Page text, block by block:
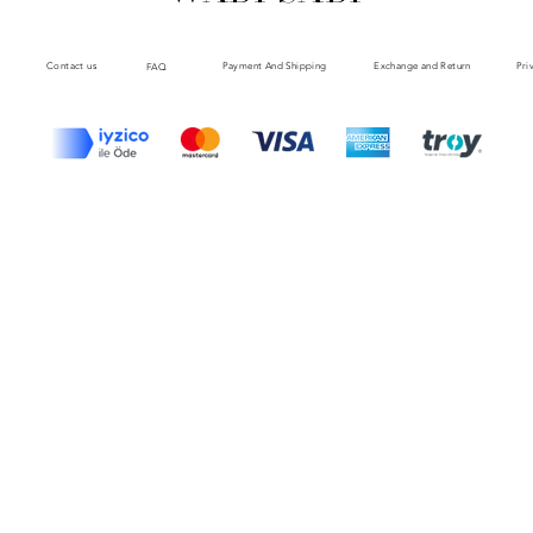
Contact us FAQ Payment And Shipping Exchange and Return